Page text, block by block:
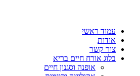
עמוד ראשי
אודות
צור קשר
בלוג אורח חיים בריא
אופנה וסגנון חיים